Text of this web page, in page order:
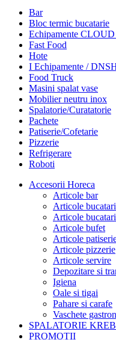
Bar
Bloc termic bucatarie
Echipamente
Fast Food
Hote
I Echipamente /
Food Truck
Masini spalat vase
Mobilier neutru inox
Spalatorie/Curatatorie
Pachete
Patiserie/Cofetarie
Pizzerie
Refrigerare
Roboti
Accesorii Horeca
Articole bar
Articole
Articole
Articole bufet
Articole
Articole pizzerie
Articole servire
Depozitare si
Igiena
Oale si tigai
Pahare si carafe
Vaschete
SPALATORIE
PROMOTII